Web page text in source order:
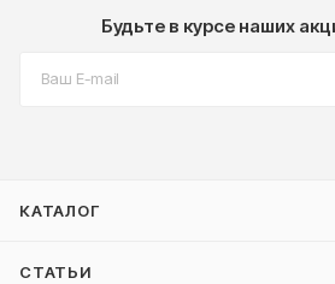
Будьте в курсе наших
КАТАЛОГ
СТАТЬИ